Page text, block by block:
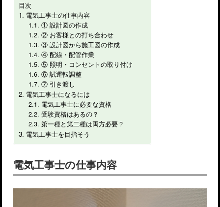
目次
電気工事士の仕事内容
① 設計図の作成
② お客様との打ち合わせ
③ 設計図から施工図の作成
④ 配線・配管作業
⑤ 照明・コンセントの取り付け
⑥ 試運転調整
⑦ 引き渡し
電気工事士になるには
電気工事士に必要な資格
受験資格はあるの？
第一種と第二種は両方必要？
電気工事士を目指そう
電気工事士の仕事内容